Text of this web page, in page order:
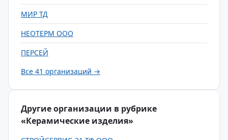
МИР ТД
НЕОТЕРМ ООО
ПЕРСЕЙ
Все 41 организаций →
Другие организации в рубрике
«Керамические изделия»